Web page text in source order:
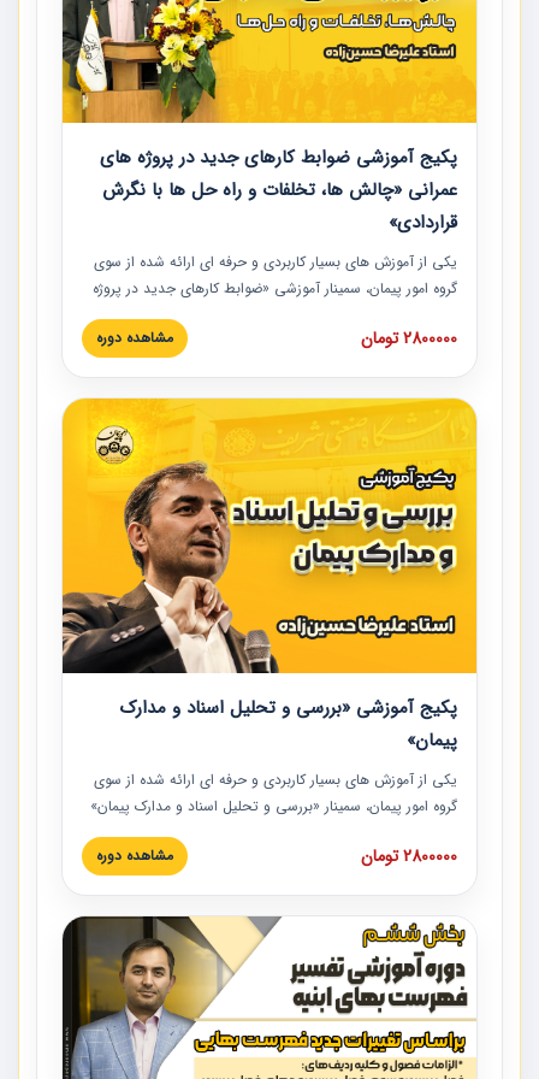
پکیج آموزشی ضوابط کارهای جدید در پروژه های
عمرانی «چالش ها، تخلفات و راه حل ها با نگرش
قراردادی»
یکی از آموزش‏‏‏‏‏‏ های بسیار کاربردی و حرفه‏ ای ارائه شده از سوی
گروه امور پیمان، سمینار آموزشی «ضوابط کارهای جدید در پروژه
های عمرانی» چالش ها، تخلفات و راه حل ها با نگرش قراردادی
است که در محل سندیکای شرکت های ساختمانی کشور ارائه شد.
مدارک پیمان به همراه تجربیات عملی ارائه شده است.
2800000 تومان مشاهده دوره
پکیج آموزشی «بررسی و تحلیل اسناد و مدارک
پیمان»
یکی از آموزش‏‏‏‏‏‏ های بسیار کاربردی و حرفه‏ ای ارائه شده از سوی
گروه امور پیمان، سمینار «بررسی و تحلیل اسناد و مدارک پیمان»
است که در دانشگاه صنعتی شریف ارائه شد. در این آموزش
نکات کلیدی مربوط به اسناد و مدارک پیمان، اولویت بندی اسناد
پیمان به همراه تجربیات عملی در این خصوص ارائه شده است.
2800000 تومان مشاهده دوره